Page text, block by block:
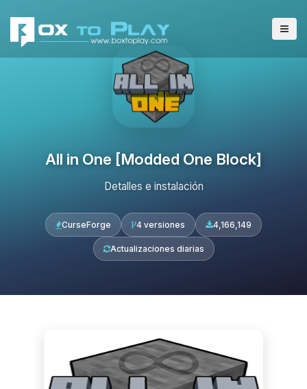
All in One [Modded One Block]
Detalles e instalación
CurseForge 4 versiones 4,166,149
Actualizaciones diarias